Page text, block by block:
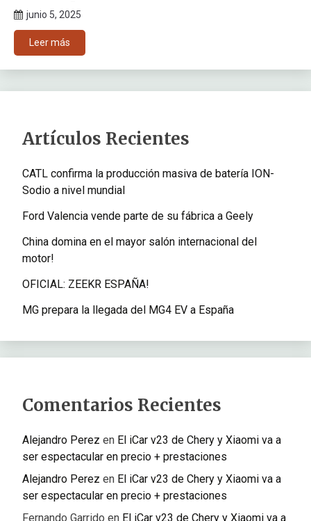
junio 5, 2025
Leer más
Artículos Recientes
CATL confirma la producción masiva de batería ION-
Sodio a nivel mundial
Ford Valencia vende parte de su fábrica a Geely
China domina en el mayor salón internacional del
motor!
OFICIAL: ZEEKR ESPAÑA!
MG prepara la llegada del MG4 EV a España
Comentarios Recientes
Alejandro Perez en El iCar v23 de Chery y Xiaomi va a
ser espectacular en precio + prestaciones
Alejandro Perez en El iCar v23 de Chery y Xiaomi va a
ser espectacular en precio + prestaciones
Fernando Garrido en El iCar v23 de Chery y Xiaomi va a